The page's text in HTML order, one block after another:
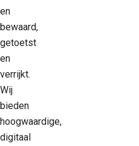
en
bewaard,
getoetst
en
verrijkt.
Wij
bieden
hoogwaardige,
digitaal